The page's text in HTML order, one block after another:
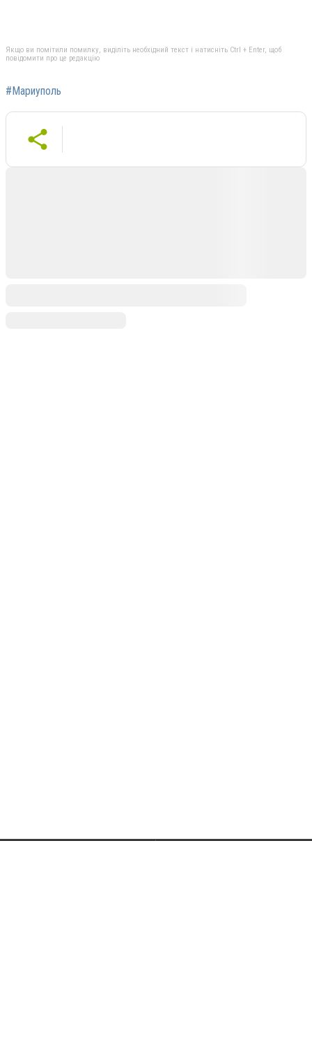
Якщо ви помітили помилку, виділіть необхідний текст і натисніть Ctrl + Enter, щоб
повідомити про це редакцію
#Мариуполь